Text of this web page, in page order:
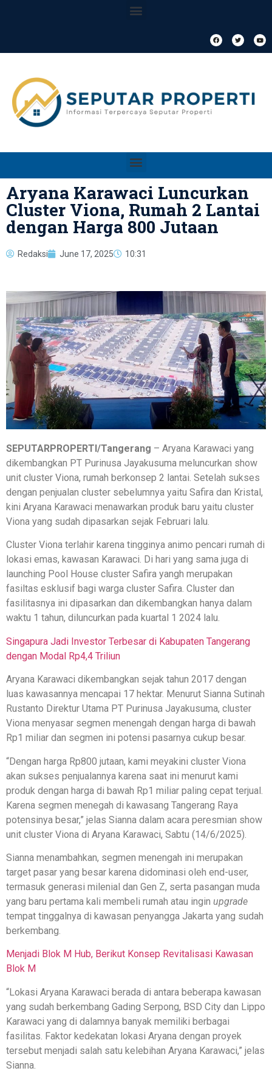
Aryana Karawaci Luncurkan
Cluster Viona, Rumah 2 Lantai
dengan Harga 800 Jutaan
Redaksi June 17, 2025 10:31
SEPUTARPROPERTI/Tangerang – Aryana Karawaci yang
dikembangkan PT Purinusa Jayakusuma meluncurkan show
unit cluster Viona, rumah berkonsep 2 lantai. Setelah sukses
dengan penjualan cluster sebelumnya yaitu Safira dan Kristal,
kini Aryana Karawaci menawarkan produk baru yaitu cluster
Viona yang sudah dipasarkan sejak Februari lalu.
Cluster Viona terlahir karena tingginya animo pencari rumah di
lokasi emas, kawasan Karawaci. Di hari yang sama juga di
launching Pool House cluster Safira yangh merupakan
fasiltas esklusif bagi warga cluster Safira. Cluster dan
fasilitasnya ini dipasarkan dan dikembangkan hanya dalam
waktu 1 tahun, diluncurkan pada kuartal 1 2024 lalu.
Singapura Jadi Investor Terbesar di Kabupaten Tangerang
dengan Modal Rp4,4 Triliun
Aryana Karawaci dikembangkan sejak tahun 2017 dengan
luas kawasannya mencapai 17 hektar. Menurut Sianna Sutinah
Rustanto Direktur Utama PT Purinusa Jayakusuma, cluster
Viona menyasar segmen menengah dengan harga di bawah
Rp1 miliar dan segmen ini potensi pasarnya cukup besar.
“Dengan harga Rp800 jutaan, kami meyakini cluster Viona
akan sukses penjualannya karena saat ini menurut kami
produk dengan harga di bawah Rp1 miliar paling cepat terjual.
Karena segmen menegah di kawasang Tangerang Raya
potensinya besar,” jelas Sianna dalam acara peresmian show
unit cluster Viona di Aryana Karawaci, Sabtu (14/6/2025).
Sianna menambahkan, segmen menengah ini merupakan
target pasar yang besar karena didominasi oleh end-user,
termasuk generasi milenial dan Gen Z, serta pasangan muda
yang baru pertama kali membeli rumah atau ingin upgrade
tempat tinggalnya di kawasan penyangga Jakarta yang sudah
berkembang.
Menjadi Blok M Hub, Berikut Konsep Revitalisasi Kawasan
Blok M
“Lokasi Aryana Karawaci berada di antara beberapa kawasan
yang sudah berkembang Gading Serpong, BSD City dan Lippo
Karawaci yang di dalamnya banyak memiliki berbagai
fasilitas. Faktor kedekatan lokasi Aryana dengan proyek
tersebut menjadi salah satu kelebihan Aryana Karawaci,” jelas
Sianna.